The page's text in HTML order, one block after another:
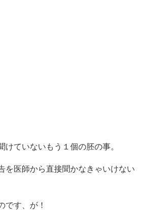
けていないもう１個の胚の事。
を医師から直接聞かなきゃいけない
です、が！